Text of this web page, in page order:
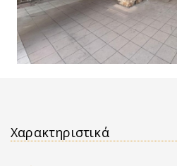
Χαρακτηριστικά